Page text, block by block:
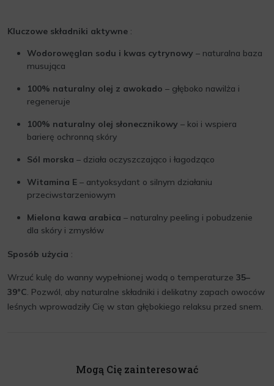
Kluczowe składniki aktywne :
Wodorowęglan sodu i kwas cytrynowy – naturalna baza
musująca
100% naturalny olej z awokado – głęboko nawilża i
regeneruje
100% naturalny olej słonecznikowy – koi i wspiera
barierę ochronną skóry
Sól morska – działa oczyszczająco i łagodząco
Witamina E – antyoksydant o silnym działaniu
przeciwstarzeniowym
Mielona kawa arabica – naturalny peeling i pobudzenie
dla skóry i zmysłów
Sposób użycia :
Wrzuć kulę do wanny wypełnionej wodą o temperaturze 35–
39°C. Pozwól, aby naturalne składniki i delikatny zapach owoców
leśnych wprowadziły Cię w stan głębokiego relaksu przed snem.
Mogą Cię zainteresować